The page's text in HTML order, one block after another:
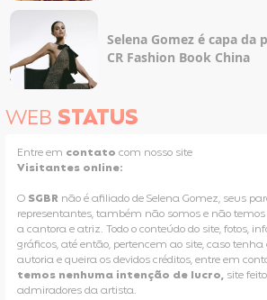
Selena Gomez é capa da
CR Fashion Book China
WEB STATUS
Entre em contato com nosso site
Visitantes online:
O SGBR não é afiliado de Selena Gomez, seus
representantes, também não somos e não
a cantora e atriz. Todo o conteúdo do site, fotos,
gráficos, até então, pertencem ao site, caso
autoria e queira os devidos créditos, entre em
temos nenhuma intenção de lucro, site
admiradores da artista.